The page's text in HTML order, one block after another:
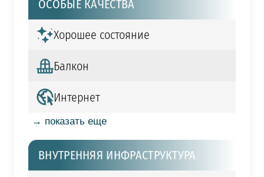
ОСОБЫЕ КАЧЕСТВА
Хорошее состояние
Балкон
Интернет
→ показать еще
ВНУТРЕННЯЯ ИНФРАСТРУКТУРА